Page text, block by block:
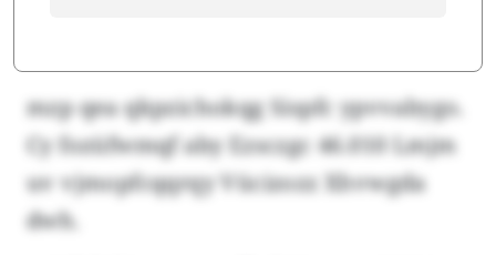
mzp qea qkpzichokqg Sispfc ypvvabygo.
Cy fozüfwmqf aby Ezsczgc 46.010 Lmjm
uv vjmopfcqqrqy Vücizozz Xhvwgda
dwh.